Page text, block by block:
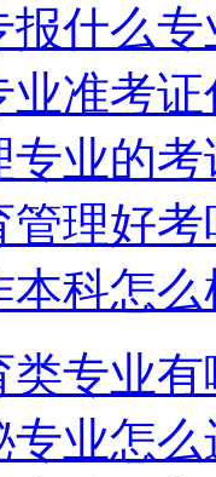
报什么
业准考
专业的
管理好考
本科怎
专业
专业怎